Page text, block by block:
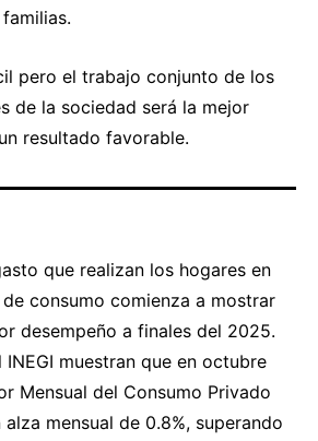
pero el trabajo conjunto de los
de la sociedad será la mejor
resultado favorable.
que realizan los hogares en
consumo comienza a mostrar
desempeño a finales del 2025.
muestran que en octubre
Mensual del Consumo Privado
mensual de 0.8%, superando